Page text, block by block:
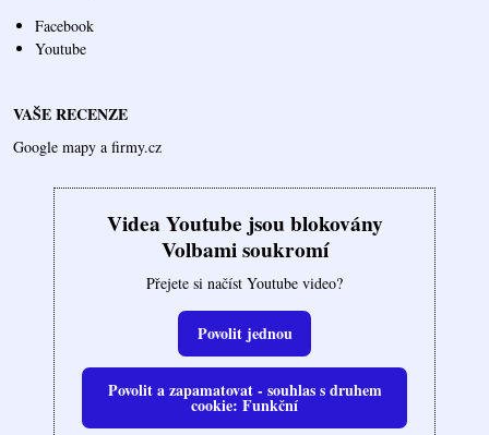
Facebook
Youtube
VAŠE RECENZE
Google mapy a firmy.cz
Videa Youtube jsou blokovány
Volbami soukromí
Přejete si načíst Youtube video?
Povolit jednou
Povolit a zapamatovat - souhlas s druhem
cookie: Funkční